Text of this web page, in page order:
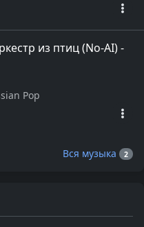
из птиц (No-AI) -
Pop
Вся музыка 2